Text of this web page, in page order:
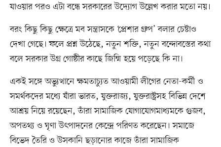
যাওয়ার পরও এটা বন্ধে সরকারের উদ্যোগ উল্লেখ করার মতো নয়।
বরং কিছু কিছু ক্ষেত্রে মব সন্ত্রাসকে ‘প্রেশার গ্রুপ’ বলার চেষ্টাও
দেখা গেছে। ফলে প্রশ্ন উঠেছে, নতুন শক্তি, নতুন বন্দোবস্তের কথা
বলে সরকার উগ্র গোষ্ঠীর কাছে জিম্মি হয়ে পড়েছে কি না।
একই সঙ্গে অভ্যুত্থানে ক্ষমতাচ্যুত আওয়ামী লীগের নেতা-কর্মী ও
সমর্থকদের মধ্যে যাঁরা ভারত, যুক্তরাজ্য, যুক্তরাষ্ট্রসহ বিভিন্ন দেশে
আশ্রয় নিয়ে রয়েছেন, তাঁরা সামাজিক যোগাযোগমাধ্যমকে গুজব,
অপতথ্য ও ঘৃণা উৎপাদনের কেন্দ্রে পরিণত করেছেন। সমাজে
বিভেদ তৈরি ও উসকানি ছড়ানোর কাজে তাঁরা সামাজিক